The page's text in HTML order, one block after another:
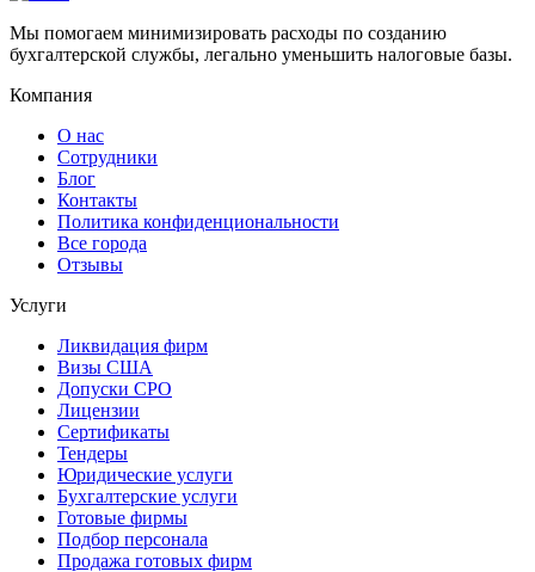
Мы помогаем минимизировать расходы по созданию
бухгалтерской службы, легально уменьшить налоговые базы.
Компания
О нас
Сотрудники
Блог
Контакты
Политика конфиденциональности
Все города
Отзывы
Услуги
Ликвидация фирм
Визы США
Допуски СРО
Лицензии
Сертификаты
Тендеры
Юридические услуги
Бухгалтерские услуги
Готовые фирмы
Подбор персонала
Продажа готовых фирм